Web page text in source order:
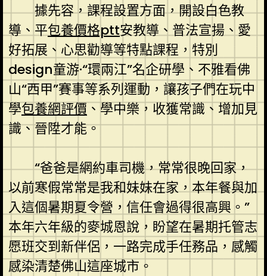
據先容，課程設置方面，開設白色教
導、平包養價格ptt安教導、普法宣揚、愛
好拓展、心思勸導等特點課程，特別
design童游·“環兩江”名企研學、不雅看佛
山“西甲”賽事等系列運動，讓孩子們在玩中
學包養網評價、學中樂，收獲常識、增加見
識、晉陞才能。
“爸爸是網約車司機，常常很晚回家，
以前寒假常常是我和妹妹在家，本年餐與加
入這個暑期夏令營，信任會過得很高興。”
本年六年級的麥城恩說，盼望在暑期托管志
愿班交到新伴侶，一路完成手任務品，感觸
感染清楚佛山這座城市。